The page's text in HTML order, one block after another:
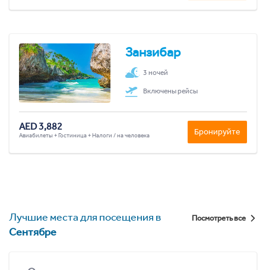
Занзибар
3 ночей
Включены рейсы
AED 3,882
Авиабилеты + Гостиница + Налоги / на человека Бронируйте
Лучшие места для посещения в
Сентябре
Посмотреть все